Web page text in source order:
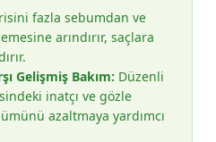
fazla sebumdan ve
arındırır, saçlara
Gelişmiş Bakım: Düzenli
inatçı ve gözle
azaltmaya yardımcı